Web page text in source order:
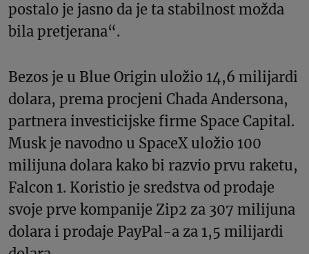
postalo je jasno da je ta stabilnost možda
bila pretjerana“.
Bezos je u Blue Origin uložio 14,6 milijardi
dolara, prema procjeni Chada Andersona,
partnera investicijske firme Space Capital.
Musk je navodno u SpaceX uložio 100
milijuna dolara kako bi razvio prvu raketu,
Falcon 1. Koristio je sredstva od prodaje
svoje prve kompanije Zip2 za 307 milijuna
dolara i prodaje PayPal-a za 1,5 milijardi